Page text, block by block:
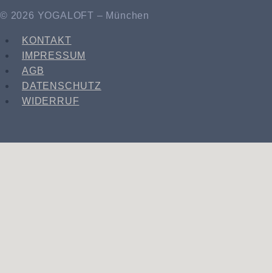
© 2026 YOGALOFT – München
KONTAKT
IMPRESSUM
AGB
DATENSCHUTZ
WIDERRUF